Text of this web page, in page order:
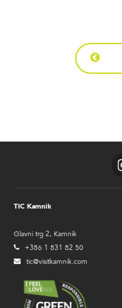
TIC Kamnik
Glavni trg 2, Kamnik
+386 1 831 82 50
tic@visitkamnik.com